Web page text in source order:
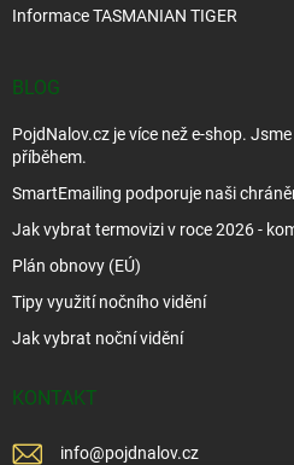
Informace TASMANIAN TIGER
BLOG
PojdNalov.cz je více než e-shop.
příběhem.
SmartEmailing podporuje naši
Jak vybrat termovizi v roce 2026 -
Plán obnovy (EÚ)
Tipy využití nočního vidění
Jak vybrat noční vidění
KONTAKT
info@pojdnalov.cz